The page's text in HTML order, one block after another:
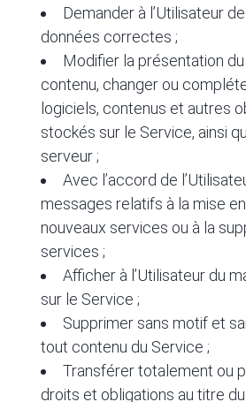
Demander à l’Utilisateur
données correctes ;
Modifier la présentation
contenu, changer ou
logiciels, contenus et autres
stockés sur le Service, ainsi
serveur ;
Avec l’accord de
messages relatifs à la mise
nouveaux services ou à la
services ;
Afficher à l’Utilisateur du
sur le Service ;
Supprimer sans motif et
tout contenu du Service ;
Transférer totalement ou
droits et obligations au titre